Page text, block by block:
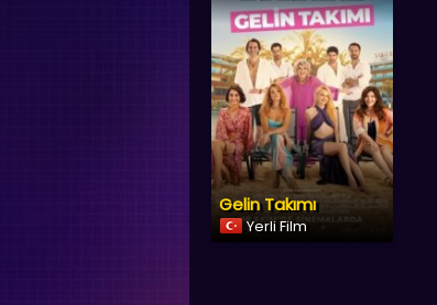
Gelin Takımı
Yerli Film